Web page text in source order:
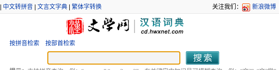
中文转拼音| 文言文字典| 繁体字转换 关注我们： 新浪微博
按拼音检索 按部首检索